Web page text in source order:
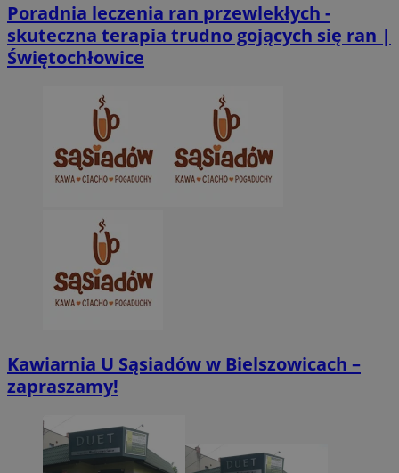
Poradnia leczenia ran przewlekłych -
skuteczna terapia trudno gojących się ran |
Świętochłowice
Kawiarnia U Sąsiadów w Bielszowicach –
zapraszamy!
Niezbędne Wydajność Targetowanie
można prawidłowo korzystać ze strony internetowej.
Nazwa
Domena
SessID
zabrze.com.pl
QeSessID
MvSessID